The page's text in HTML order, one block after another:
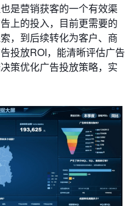
是营销获客的一个有效渠
上的投入，目前更需要的
，到后续转化为客户、商
投放ROI，能清晰评估广告
策优化广告投放策略，实